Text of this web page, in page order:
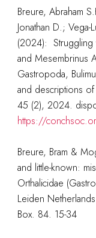
Breure, Abraham
Jonathan D.;
(2024): Struggling
and Mesembrinus
Gastropoda,
and descriptions
45 (2), 2024.
https://
Breure, Bram &
and little-known:
Orthalicidae
Leiden
Box. 84. 15-34